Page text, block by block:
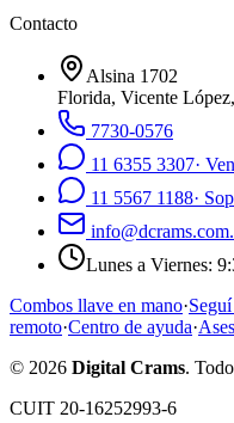
Contacto
Alsina 1702
Florida, Vicente
7730-0576
11 6355 3307·
11 5567 1188·
Lunes a Viernes:
Combos llave en mano·
remoto·Centro de ayuda·
© 2026 Digital Crams.
CUIT 20-16252993-6